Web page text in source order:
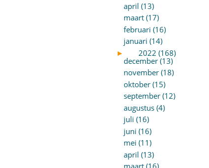
april (13)
maart (17)
februari (16)
januari (14)
►
2022 (168)
december (13)
november (18)
oktober (15)
september (12)
augustus (4)
juli (16)
juni (16)
mei (11)
april (13)
maart (16)